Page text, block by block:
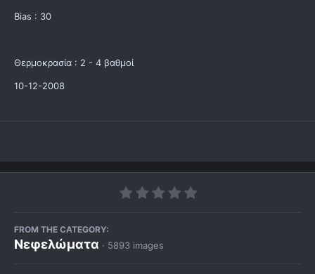
Bias : 30
Θερμοκρασία : 2 - 4 βαθμοί
10-12-2008
FROM THE CATEGORY:
Νεφελώματα · 5893 images